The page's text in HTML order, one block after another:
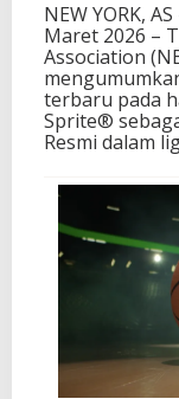
NEW YORK, AS
Maret 2026 –
Association
terbaru pada
Sprite®
Resmi dalam